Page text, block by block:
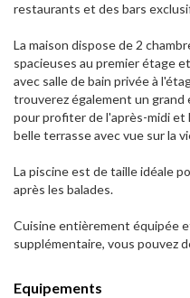
restaurants et des bars
La maison dispose de 2
spacieuses au premier étage
avec salle de bain privée à
trouverez également un grand
pour profiter de l'après-midi et
belle terrasse avec vue sur la
La piscine est de taille idéale
après les balades.
Cuisine entièrement équipée
supplémentaire, vous pouvez
Equipements